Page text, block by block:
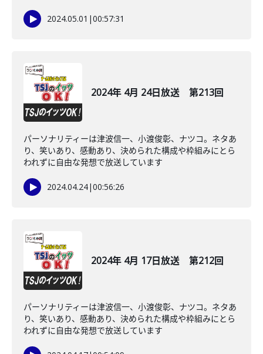
2024.05.01 |00:57:31
2024年 4月 24日放送 第213回
パーソナリティーは津波信一、小渡俊彰、ナツコ。ネタあ
り、笑いあり、感動あり、決められた構成や枠組みにとら
われずに自由な発想で放送しています
2024.04.24|00:56:26
2024年 4月 17日放送 第212回
パーソナリティーは津波信一、小渡俊彰、ナツコ。ネタあ
り、笑いあり、感動あり、決められた構成や枠組みにとら
われずに自由な発想で放送しています